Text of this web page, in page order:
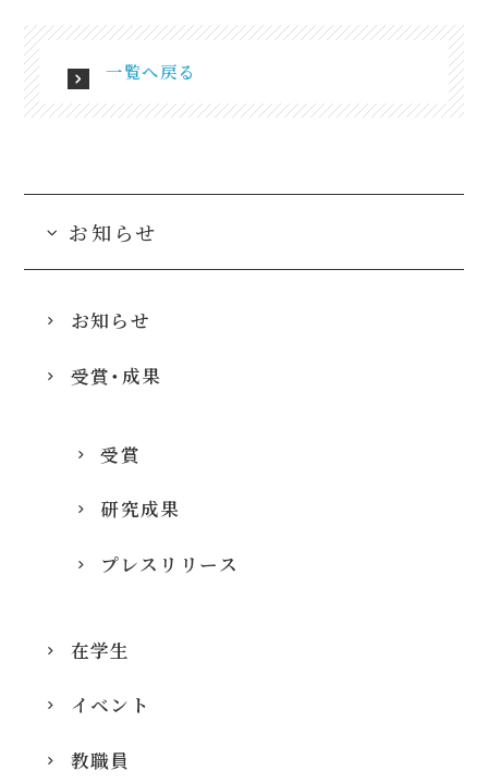
一覧へ戻る
お知らせ
お知らせ
受賞・成果
受賞
研究成果
プレスリリース
在学生
イベント
教職員